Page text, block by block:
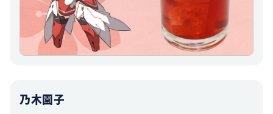
乃木園子